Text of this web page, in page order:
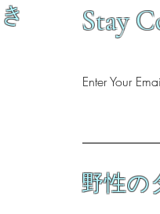
き
Stay
Enter Your
野性の